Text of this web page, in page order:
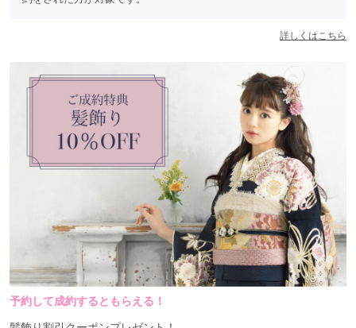
詳しくはこちら
予約して成約するともらえる！